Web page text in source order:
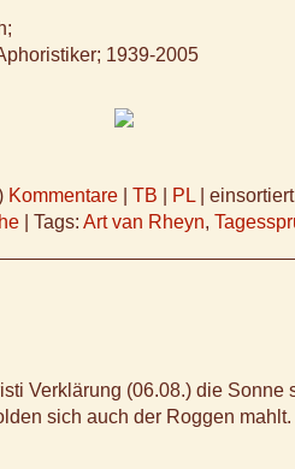
1939-2005
Kommentare TB PL
Tags: Art van Rheyn,
Verklärung (06.08.) die Sonne
sich auch der Roggen mahlt.